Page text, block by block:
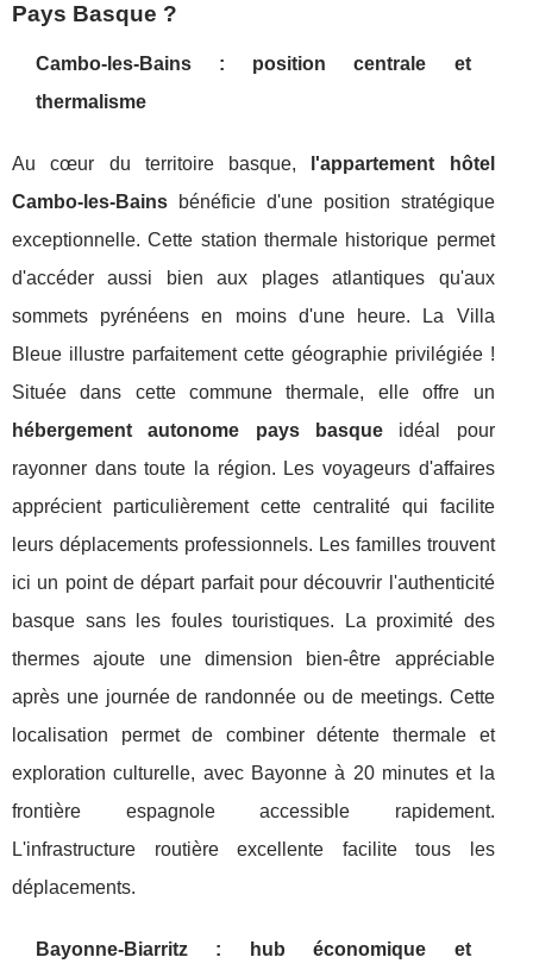
Pays Basque ?
Cambo-les-Bains : position centrale et
thermalisme
Au cœur du territoire basque,
l'appartement hôtel
Cambo-les-Bains bénéficie d'une position stratégique
exceptionnelle. Cette station thermale historique permet
d'accéder aussi bien aux plages atlantiques qu'aux
sommets pyrénéens en moins d'une heure. La Villa
Bleue illustre parfaitement cette géographie privilégiée !
Située dans cette commune thermale, elle offre un
hébergement autonome pays basqueidéal pour
rayonner dans toute la région. Les voyageurs d'affaires
apprécient particulièrement cette centralité qui facilite
leurs déplacements professionnels. Les familles trouvent
ici un point de départ parfait pour découvrir l'authenticité
basque sans les foules touristiques. La proximité des
thermes ajoute une dimension bien-être appréciable
après une journée de randonnée ou de meetings. Cette
localisation permet de combiner détente thermale et
exploration culturelle, avec Bayonne à 20 minutes et la
frontière espagnole accessible rapidement.
L'infrastructure routière excellente facilite tous les
déplacements.
Bayonne-Biarritz : hub économique et